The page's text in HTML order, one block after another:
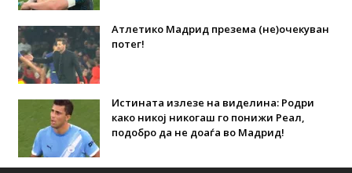
Атлетико Мадрид презема (не)очекуван
потег!
Истината излезе на виделина: Родри
како никој никогаш го понижи Реал,
подобро да не доаѓа во Мадрид!